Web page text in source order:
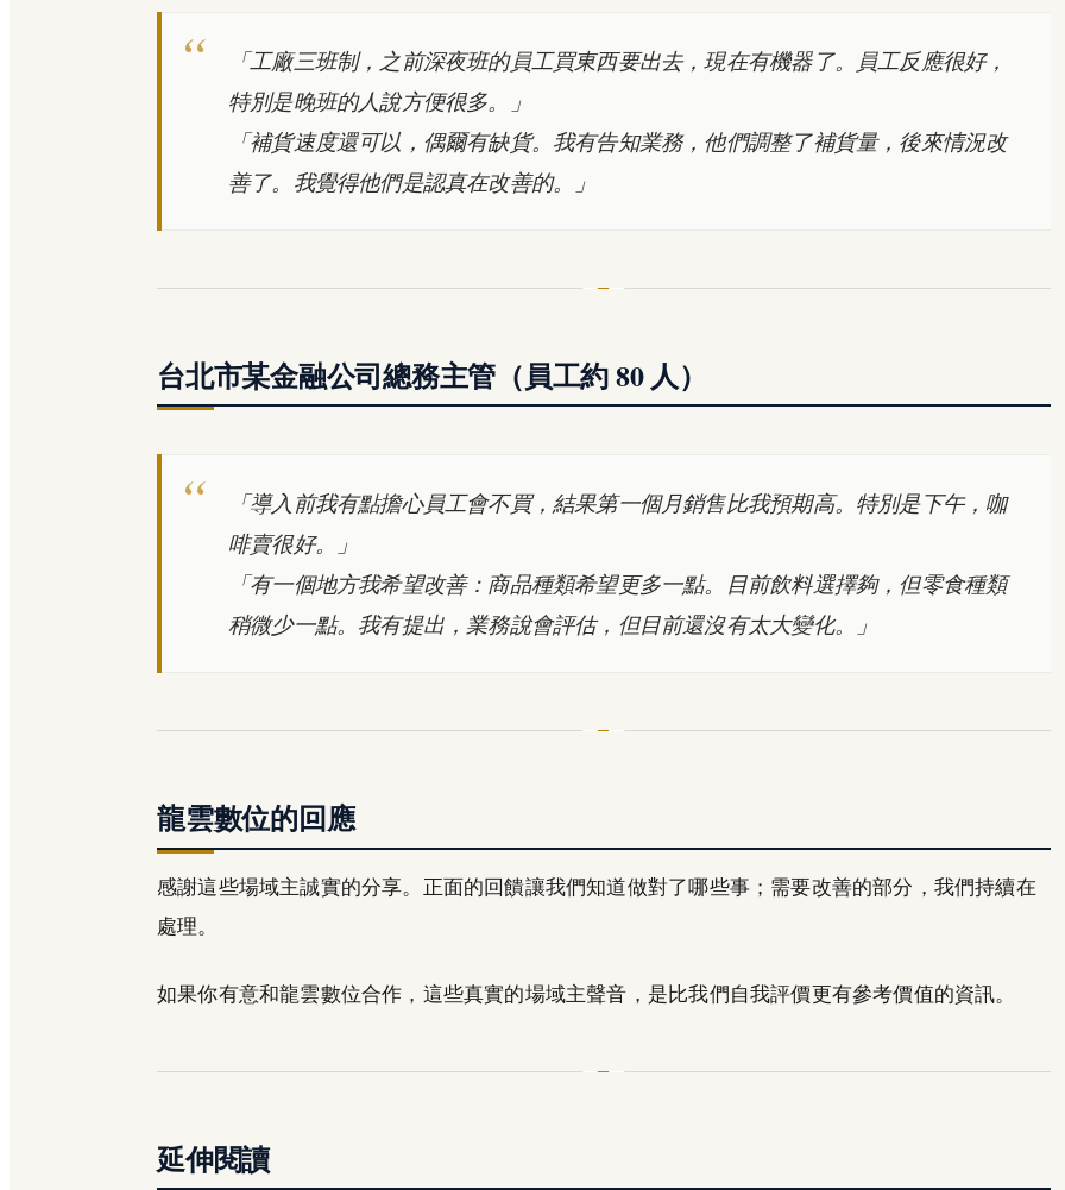
「工廠三班制，之前深夜班的員工買東西要出去，現在有機器了。員工反應很好，
特別是晚班的人說方便很多。」
「補貨速度還可以，偶爾有缺貨。我有告知業務，他們調整了補貨量，後來情況改
善了。我覺得他們是認真在改善的。」
台北市某金融公司總務主管（員工約 80 人）
「導入前我有點擔心員工會不買，結果第一個月銷售比我預期高。特別是下午，咖
啡賣很好。」
「有一個地方我希望改善：商品種類希望更多一點。目前飲料選擇夠，但零食種類
稍微少一點。我有提出，業務說會評估，但目前還沒有太大變化。」
龍雲數位的回應
感謝這些場域主誠實的分享。正面的回饋讓我們知道做對了哪些事；需要改善的部分，我們持續在
處理。
如果你有意和龍雲數位合作，這些真實的場域主聲音，是比我們自我評價更有參考價值的資訊。
延伸閱讀